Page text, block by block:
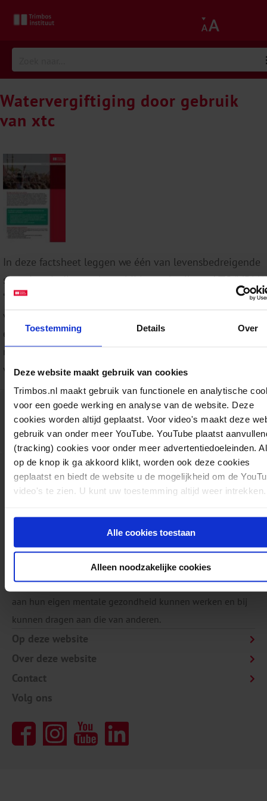
Toestemming Details Over
Deze website maakt gebruik van cookies
Trimbos.nl maakt gebruik van functionele en analytische
voor een goede werking en analyse van de website. Deze
cookies worden altijd geplaatst. Voor video's maakt deze
gebruik van onder meer YouTube. YouTube plaatst
(tracking) cookies voor onder meer advertentiedoeleinden.
op de knop ik ga akkoord klikt, worden ook deze cookies
geplaatst en biedt de website u de mogelijkheid om de
video's te zien. U kunt uw toestemming altijd weer intrekken.
Alle cookies toestaan
Alleen noodzakelijke cookies
Watervergiftiging door gebruik
van xtc
In deze factsheet leggen we één van levensbedreigende
situaties uit die voorkomt bij het gebruik van XTC
‘hyponatriëmie. Ook wel bekend als watervergiftiging of
verstoorde zoutbalans. In deze factsheet wordt uitgelegd
een watervergiftiging kan ontstaan en wat voor
men kan nemen om het te voorkomen. De factsheet is
voor professionals in het uitgaanscircuit.
Download: Watervergiftiging door gebruik van xtc
AF1389 Factsheets Drugs 06-10-2025
pdf
M. van Goor, N. Vogels
Het Trimbos-instituut is een onafhankelijk,
wetenschappelijk kennisinstituut voor mentale
gezondheid, alcohol, tabak en drugs. We doen onderzoek,
verspreiden en implementeren onze kennis, zodat mensen
aan hun eigen mentale gezondheid kunnen werken en bij
kunnen dragen aan die van anderen.
Op deze website
Over deze website
Contact
Volg ons